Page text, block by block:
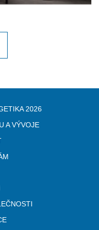
2026
A VÝVOJE